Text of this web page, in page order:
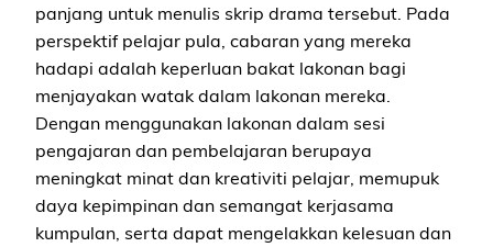
panjang untuk menulis skrip drama tersebut. Pada
perspektif pelajar pula, cabaran yang mereka
hadapi adalah keperluan bakat lakonan bagi
menjayakan watak dalam lakonan mereka.
Dengan menggunakan lakonan dalam sesi
pengajaran dan pembelajaran berupaya
meningkat minat dan kreativiti pelajar, memupuk
daya kepimpinan dan semangat kerjasama
kumpulan, serta dapat mengelakkan kelesuan dan